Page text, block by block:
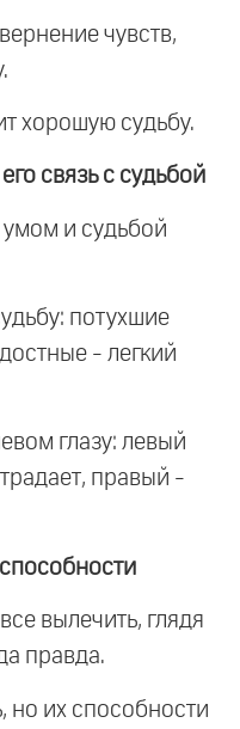
чувств,
хорошую судьбу.
связь с судьбой
умом и судьбой
потухшие
- легкий
глазу: левый
правый -
вылечить, глядя
правда.
но их способности